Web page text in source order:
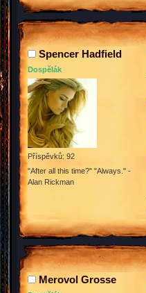
Spencer Hadfield
Dospělák
Příspěvků: 92
"After all this time?" "Always." -
Alan Rickman
Merovol Grosse